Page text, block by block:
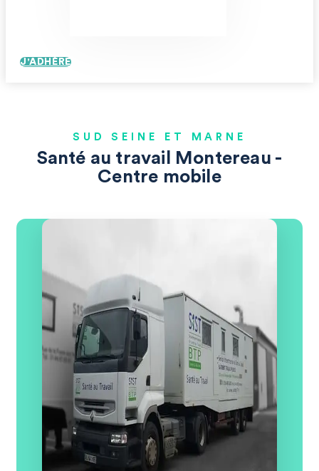
J'ADHÈRE
SUD SEINE ET MARNE
Santé au travail Montereau -
Centre mobile